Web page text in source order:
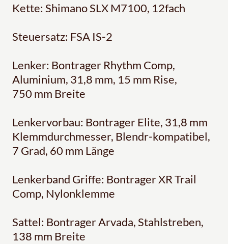
Kette: Shimano SLX M7100, 12fach
Steuersatz: FSA IS-2
Lenker: Bontrager Rhythm Comp,
Aluminium, 31,8 mm, 15 mm Rise,
750 mm Breite
Lenkervorbau: Bontrager Elite, 31,8 mm
Klemmdurchmesser, Blendr-kompatibel,
7 Grad, 60 mm Länge
Lenkerband Griffe: Bontrager XR Trail
Comp, Nylonklemme
Sattel: Bontrager Arvada, Stahlstreben,
138 mm Breite